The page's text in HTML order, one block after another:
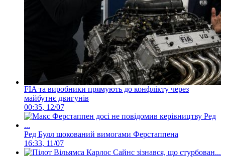
FIA та виробники прямують до конфлікту через
майбутнє двигунів
00:35, 12/07
Ред Булл шокований вимогами Ферстаппена
16:33, 11/07